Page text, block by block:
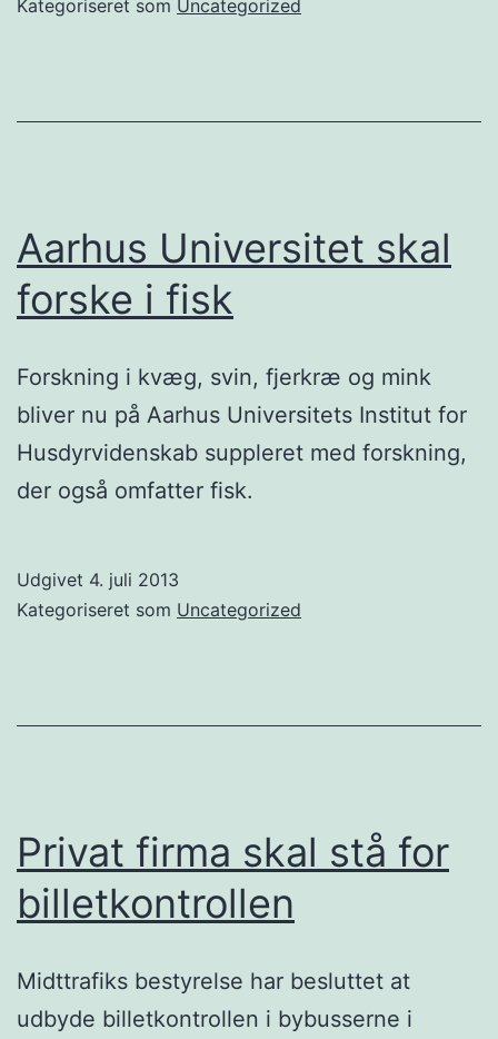
Kategoriseret som Uncategorized
Aarhus Universitet skal
forske i fisk
Forskning i kvæg, svin, fjerkræ og mink
bliver nu på Aarhus Universitets Institut for
Husdyrvidenskab suppleret med forskning,
der også omfatter fisk.
Udgivet 4. juli 2013
Kategoriseret som Uncategorized
Privat firma skal stå for
billetkontrollen
Midttrafiks bestyrelse har besluttet at
udbyde billetkontrollen i bybusserne i